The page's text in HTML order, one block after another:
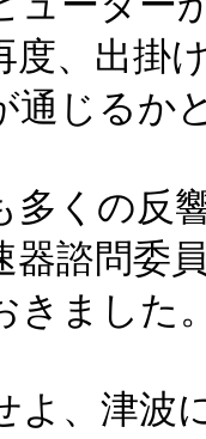
度、出掛
通じるか
多くの反
器諮問委
きました
よ、津波